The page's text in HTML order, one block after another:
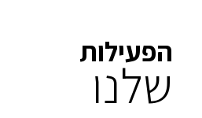
הפעילות
שלנו